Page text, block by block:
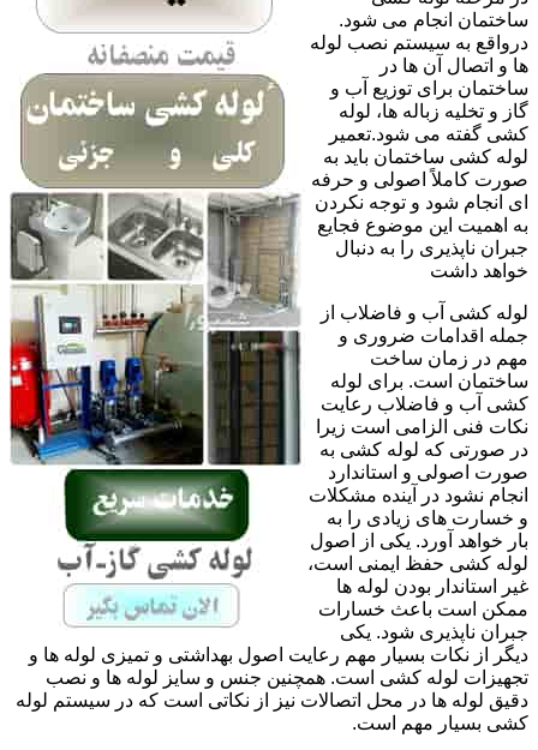
ساختمان انجام می شود.
درواقع به سیستم نصب لوله
ها و اتصال آن ها در
ساختمان برای توزیع آب و
گاز و تخلیه زباله ها، لوله
کشی گفته می شود.تعمیر
لوله کشی ساختمان باید به
صورت کاملاً اصولی و حرفه
ای انجام شود و توجه نکردن
به اهمیت این موضوع فجایع
جبران ناپذیری را به دنبال
خواهد داشت
لوله کشی آب و فاضلاب از
جمله اقدامات ضروری و
مهم در زمان ساخت
ساختمان است. برای لوله
کشی آب و فاضلاب رعایت
نکات فنی الزامی است زیرا
در صورتی که لوله کشی به
صورت اصولی و استاندارد
انجام نشود در آینده مشکلات
و خسارت های زیادی را به
بار خواهد آورد. یکی از اصول
لوله کشی حفظ ایمنی است،
غیر استاندار بودن لوله ها
ممکن است باعث خسارات
جبران ناپذیری شود. یکی
دیگر از نکات بسیار مهم رعایت اصول بهداشتی و تمیزی لوله ها و
تجهیزات لوله کشی است. همچنین جنس و سایز لوله ها و نصب
دقیق لوله ها در محل اتصالات نیز از نکاتی است که در سیستم لوله
کشی بسیار مهم است.